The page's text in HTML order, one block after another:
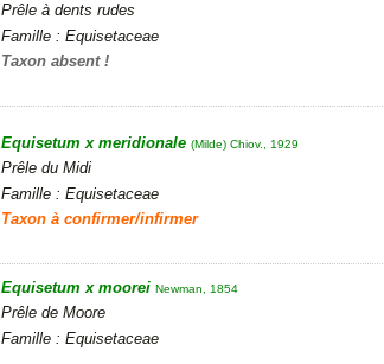
Prêle à dents rudes
Famille : Equisetaceae
Taxon absent !
Equisetum x meridionale(Milde) Chiov., 1929
Prêle du Midi
Famille : Equisetaceae
Taxon à confirmer/infirmer
Equisetum x mooreiNewman, 1854
Prêle de Moore
Famille : Equisetaceae